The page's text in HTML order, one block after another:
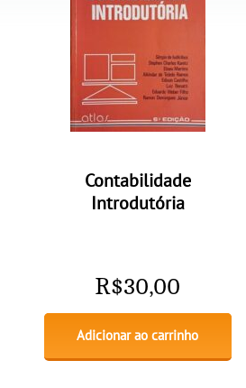
Contabilidade
Introdutória
R$30,00
Adicionar ao carrinho